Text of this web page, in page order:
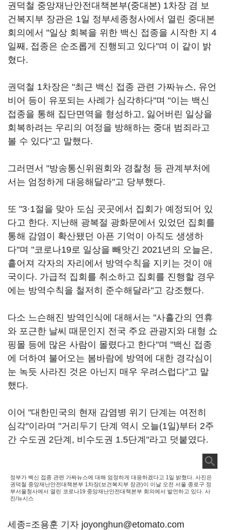
권덕철 중앙재난안전대책본부(중대본) 1차장 겸 보
건복지부 장관은 1일 정부세종청사에서 열린 중대본
회의에서 "일상 회복을 위한 백신 접종을 시작한 지 4
일째, 접종은 순조롭게 진행되고 있다"며 이 같이 밝
혔다.
권덕철 1차장은 "최근 백신 접종 관련 가짜뉴스, 유언
비어 등이 유포되는 사례가 심각하다"며 "이는 백신
접종을 통해 집단면역을 형성하고, 잃어버린 일상을
회복하려는 우리의 여정을 방해하는 중대 범죄라고
볼 수 있다"고 말했다.
그러면서 "방송통신위원회와 경찰청 등 관계부처에
서는 엄정하게 대응해달라"고 당부했다.
또 "3·1절을 맞아 도심 곳곳에서 집회가 예정되어 있
다고 한다. 지난해 광복절 광화문에서 있었던 집회를
통해 감염이 확산됐던 아픈 기억이 아직도 생생하
다"며 "코로나19로 일상을 빼앗긴 2021년의 오늘은,
흩어져 각자의 자리에서 방역수칙을 지키는 것이 애
국이다. 가급적 집회를 취소하고 집회를 진행할 경우
에는 방역수칙을 철저히 준수해달라"고 강조했다.
다소 느슨해진 방역인식에 대해서는 "사흘간의 연휴
와 포근한 날씨 때문인지 전국 주요 관광지와 대형 쇼
핑몰 등에 많은 사람이 몰렸다고 한다"며 "백신 접종
에 더하여 불어오는 봄바람에 방역에 대한 경각심이
눈 녹듯 사라진 것은 아닌지 매우 우려스럽다"고 말
했다.
이어 "대한민국의 현재 감염병 위기 단계는 여전히
심각"이라며 "거리두기 단계 역시 오늘(1일)부터 2주
간 수도권 2단계, 비수도권 1.5단계"라고 덧붙였다.
정부가 백신 접종 관련 가짜뉴스에 대해 엄정하게 대응하겠다고 1일 밝혔다. 사진은
권덕철 중앙재난안전대책본부 1차장(보건복지부 장관)이 이날 오전 서울 종로구 정
부서울청사에서 열린 코로나19 중앙재난안전대책본부 회의에서 발언하고 있다. 사
진/뉴시스
세종=조용훈 기자 joyonghun@etomato.com